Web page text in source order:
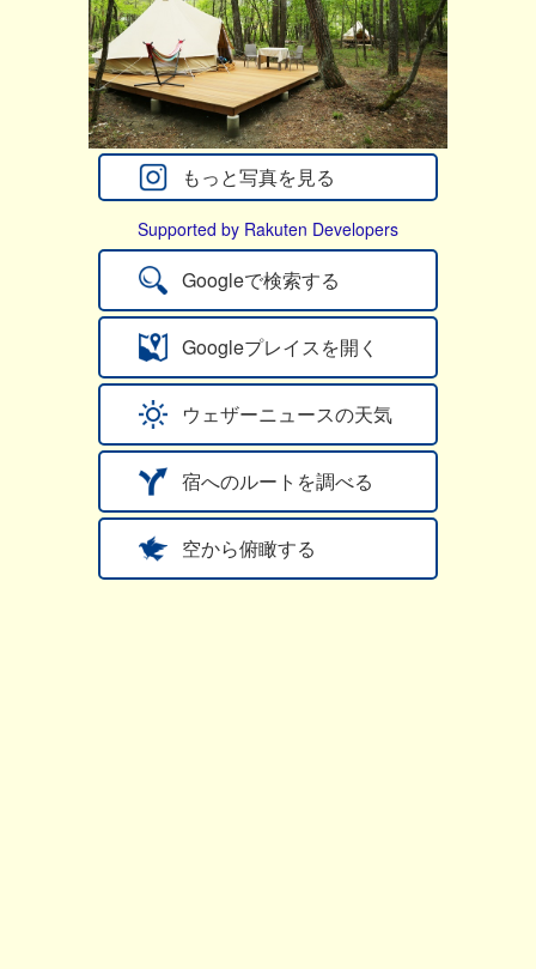
Supported by Rakuten Developers
Googleで検索する
Googleプレイスを開く
ウェザーニュースの天気
宿へのルートを調べる
空から俯瞰する
もっと写真を見る